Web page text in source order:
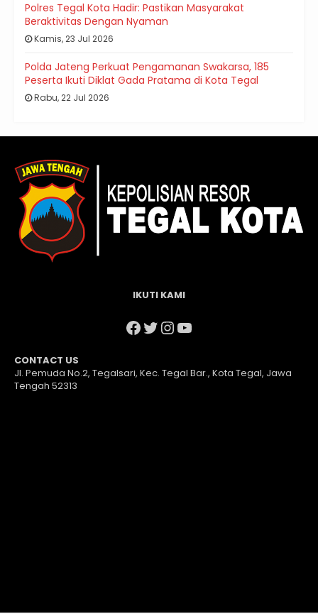
Polres Tegal Kota Hadir: Pastikan Masyarakat
Beraktivitas Dengan Nyaman
Kamis, 23 Jul 2026
Polda Jateng Perkuat Pengamanan Swakarsa, 185
Peserta Ikuti Diklat Gada Pratama di Kota Tegal
Rabu, 22 Jul 2026
IKUTI KAMI
Facebook
Twitter
Instagram
YouTube
CONTACT US
Jl. Pemuda No.2, Tegalsari, Kec. Tegal Bar., Kota Tegal, Jawa
Tengah 52313